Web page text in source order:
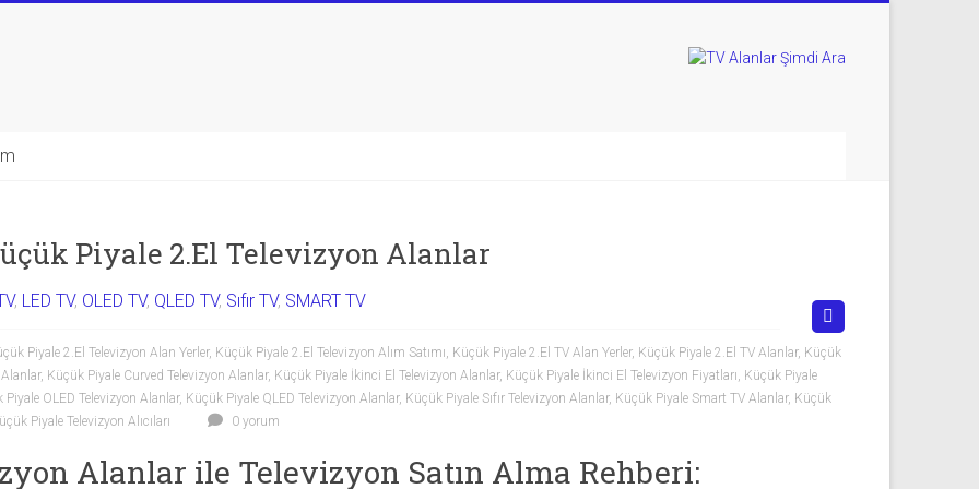
Piyale 2.El Televizyon Alanlar
, LED TV, OLED TV, QLED TV, Sıfır TV, SMART TV
Piyale 2.El Televizyon Alan Yerler, Küçük Piyale 2.El Televizyon Alım Satımı, Küçük Piyale 2.El TV Alan Yerler, Küçük Piyale 2.El TV Alanlar, Küçük
Alanlar, Küçük Piyale Curved Televizyon Alanlar, Küçük Piyale İkinci El Televizyon Alanlar, Küçük Piyale İkinci El Televizyon Fiyatları, Küçük Piyale
Piyale OLED Televizyon Alanlar, Küçük Piyale QLED Televizyon Alanlar, Küçük Piyale Sıfır Televizyon Alanlar, Küçük Piyale Smart TV Alanlar, Küçük
Piyale Televizyon Alıcıları 0 yorum
Alanlar ile Televizyon Satın Alma Rehberi: